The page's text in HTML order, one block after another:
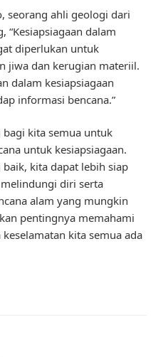
seorang ahli geologi dari
“Kesiapsiagaan dalam
diperlukan untuk
jiwa dan kerugian materiil.
dalam kesiapsiagaan
informasi bencana.”
kita semua untuk
untuk kesiapsiagaan.
kita dapat lebih siap
diri serta
alam yang mungkin
pentingnya memahami
kita semua ada